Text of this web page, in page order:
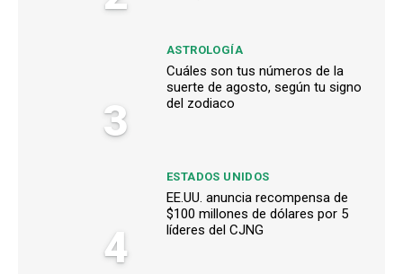
3
ASTROLOGÍA
Cuáles son tus números de la
suerte de agosto, según tu signo
del zodiaco
4
ESTADOS UNIDOS
EE.UU. anuncia recompensa de
$100 millones de dólares por 5
líderes del CJNG